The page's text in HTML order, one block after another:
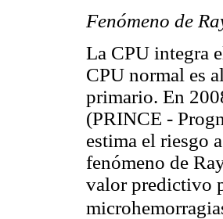
Fenómeno de
La CPU integra
CPU normal es
primario. En
(PRINCE -
estima el riesgo
fenómeno de
valor predictivo